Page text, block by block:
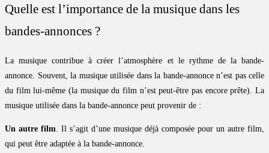
Quelle est l’importance de la musique dans les
bandes-annonces ?
La musique contribue à créer l’atmosphère et le rythme de la bande-
annonce. Souvent, la musique utilisée dans la bande-annonce n’est pas celle
du film lui-même (la musique du film n’est peut-être pas encore prête). La
musique utilisée dans la bande-annonce peut provenir de :
Un autre film . Il s’agit d’une musique déjà composée pour un autre film,
qui peut être adaptée à la bande-annonce.